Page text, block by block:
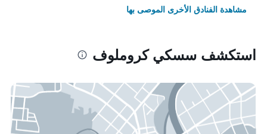
مشاهدة الفنادق الأخرى الموصى بها
استكشف سسكي كروملوف